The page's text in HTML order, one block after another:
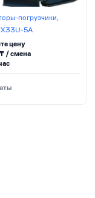
погрузчики,
5A
цену
₸ / сменa